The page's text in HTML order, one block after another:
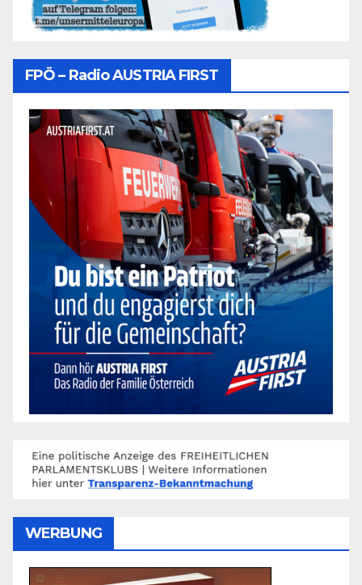
FPÖ – Radio AUSTRIA FIRST
WERBUNG